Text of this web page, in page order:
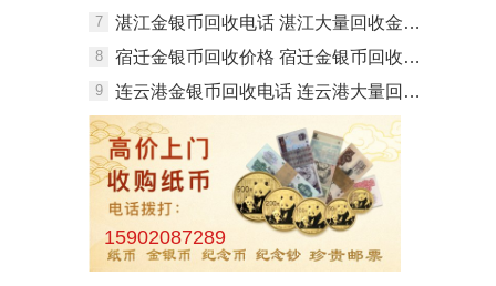
7 湛江金银币回收电话 湛江大量回收金银币
8 宿迁金银币回收价格 宿迁金银币回收电话
9 连云港金银币回收电话 连云港大量回收金银币
15902087289